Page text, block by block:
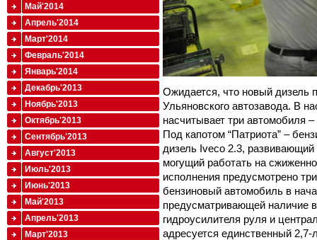
Ожидается, что новый дизель
Ульяновского автозавода. В
насчитывает три автомобиля
Под капотом “Патриота” –
дизель Iveco 2.3,
могущий работать на
исполнения предусмотрено
бензиновый автомобиль в
предусматривающей наличие
гидроусилителя руля и
адресуется единственный
Май'2014
Апрель'2014
Март'2014
Февраль'2014
Январь'2014
Декабрь'2013
Ноябрь'2013
Октябрь'2013
Сентябрь'2013
Август'2013
Июль'2013
Июнь'2013
Май'2013
Апрель'2013
Март'2013